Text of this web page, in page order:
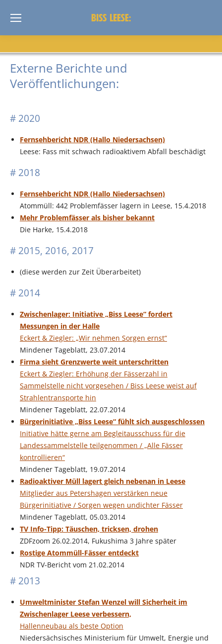
Externe Berichte und
Veröffentlichungen:
# 2020
Fernsehbericht NDR (Hallo Niedersachsen)
Leese: Fass mit schwach radioaktivem Abfall beschädigt
# 2018
Fernsehbericht NDR (Hallo Niedersachsen)
Atommüll: 442 Problemfässer lagern in Leese, 15.4.2018
Mehr Problemfässer als bisher bekannt
Die Harke, 15.4.2018
# 2015, 2016, 2017
(diese werden zur Zeit Überarbeitet)
# 2014
Zwischenlager: Initiative „Biss Leese“ fordert
Messungen in der Halle
Eckert & Ziegler: „Wir nehmen Sorgen ernst“
Mindener Tageblatt, 23.07.2014
Firma sieht Grenzwerte weit unterschritten
Eckert & Ziegler: Erhöhung der Fässerzahl in
Sammelstelle nicht vorgesehen / Biss Leese weist auf
Strahlentransporte hin
Mindener Tageblatt, 22.07.2014
Bürgerinitiative „Biss Leese“ fühlt sich ausgeschlossen
Initiative hätte gerne am Begleitausschuss für die
Landessammelstelle teilgenommen / „Alle Fässer
kontrollieren“
Mindener Tageblatt, 19.07.2014
Radioaktiver Müll lagert gleich nebenan in Leese
Mitglieder aus Petershagen verstärken neue
Bürgerinitiative / Sorgen wegen undichter Fässer
Mindener Tageblatt, 05.03.2014
TV Info-Tipp: Täuschen, tricksen, drohen
ZDFzoom 26.02.2014, Fukushima 3 Jahre später
Rostige Atommüll-Fässer entdeckt
NDR TV-Bericht vom 21.02.2014
# 2013
Umweltminister Stefan Wenzel will Sicherheit im
Zwischenlager Leese verbessern,
Hallenneubau als beste Option
Niedersächsisches Ministerium für Umwelt, Energie und